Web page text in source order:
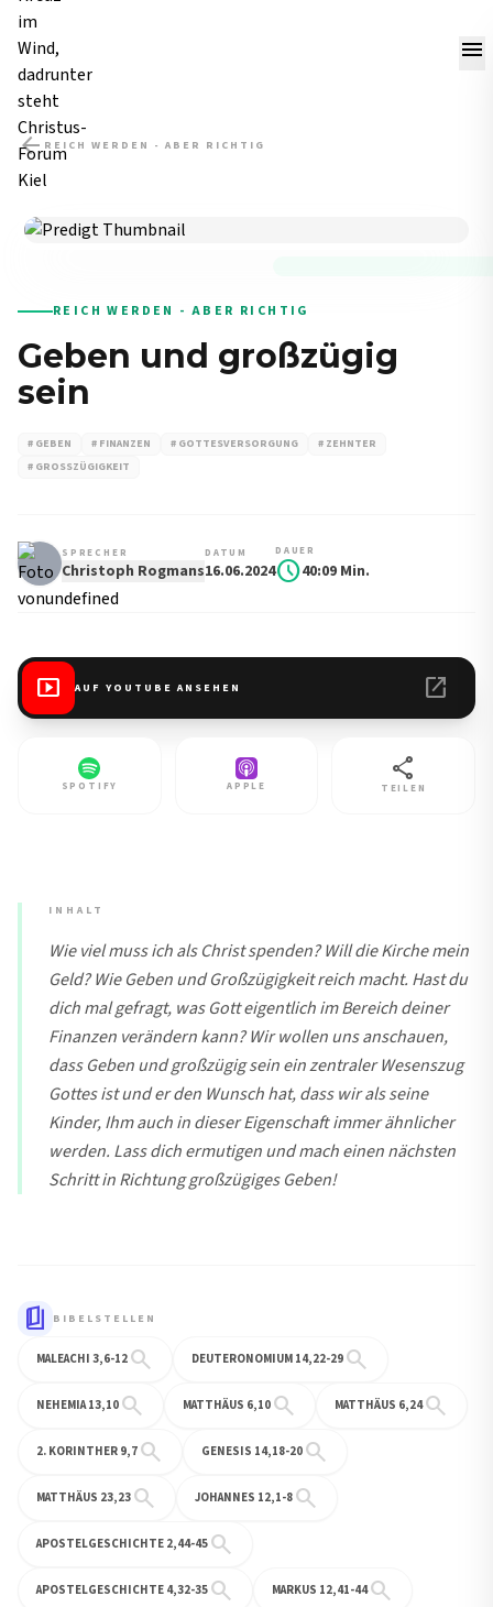
menu
arrow_backREICH WERDEN - ABER RICHTIG
REICH WERDEN - ABER RICHTIG
Geben und großzügig
sein
# GEBEN # FINANZEN # GOTTESVERSORGUNG
# ZEHNTER
# GROSSZÜGIGKEIT
SPRECHER
Christoph Rogmans
DATUM
16.06.2024
DAUER
schedule40:09 Min.
smart_display AUF YOUTUBE ANSEHEN open_in_new
SPOTIFY APPLE
share
TEILEN
INHALT
Wie viel muss ich als Christ spenden? Will die Kirche mein
Geld? Wie Geben und Großzügigkeit reich macht. Hast du
dich mal gefragt, was Gott eigentlich im Bereich deiner
Finanzen verändern kann? Wir wollen uns anschauen,
dass Geben und großzügig sein ein zentraler Wesenszug
Gottes ist und er den Wunsch hat, dass wir als seine
Kinder, Ihm auch in dieser Eigenschaft immer ähnlicher
werden. Lass dich ermutigen und mach einen nächsten
Schritt in Richtung großzügiges Geben!
book_5 BIBELSTELLEN
MALEACHI 3,6-12 search DEUTERONOMIUM 14,22-29 search
NEHEMIA 13,10 search MATTHÄUS 6,10 search MATTHÄUS 6,24search
2. KORINTHER 9,7 search GENESIS 14,18-20 search
MATTHÄUS 23,23 search JOHANNES 12,1-8 search
APOSTELGESCHICHTE 2,44-45 search
APOSTELGESCHICHTE 4,32-35 search MARKUS 12,41-44search